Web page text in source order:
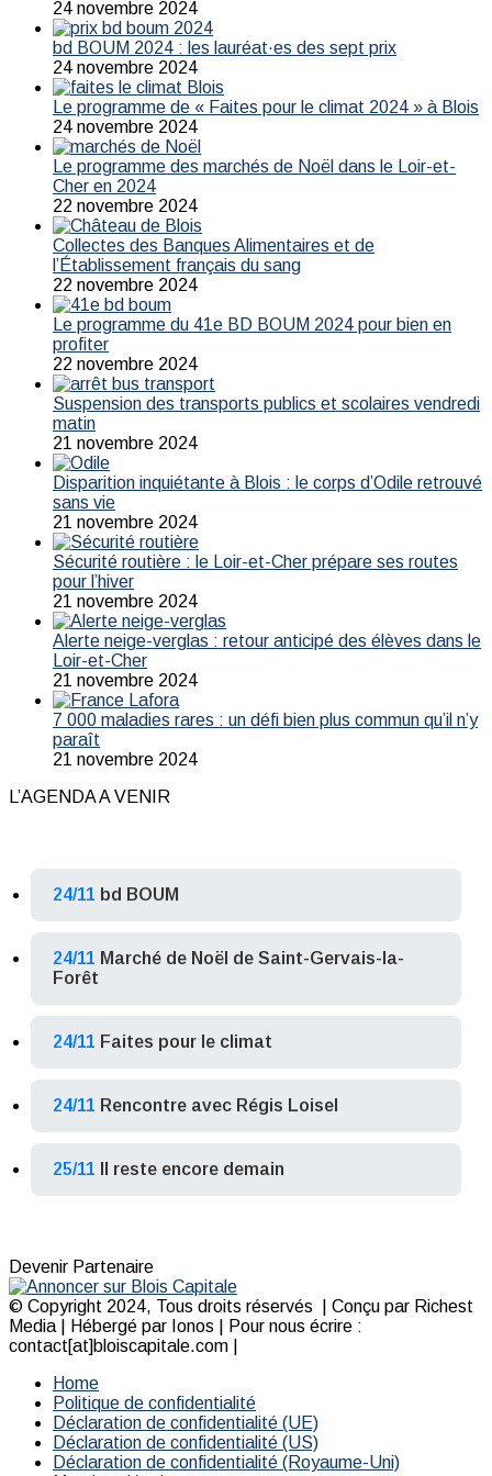
24 novembre 2024
bd BOUM 2024 : les lauréat·es des sept prix
24 novembre 2024
Le programme de « Faites pour le climat 2024 » à Blois
24 novembre 2024
Le programme des marchés de Noël dans le Loir-et-
Cher en 2024
22 novembre 2024
Collectes des Banques Alimentaires et de
l’Établissement français du sang
22 novembre 2024
Le programme du 41e BD BOUM 2024 pour bien en
profiter
22 novembre 2024
Suspension des transports publics et scolaires vendredi
matin
21 novembre 2024
Disparition inquiétante à Blois : le corps d’Odile retrouvé
sans vie
21 novembre 2024
Sécurité routière : le Loir-et-Cher prépare ses routes
pour l’hiver
21 novembre 2024
Alerte neige-verglas : retour anticipé des élèves dans le
Loir-et-Cher
21 novembre 2024
7 000 maladies rares : un défi bien plus commun qu’il n’y
paraît
21 novembre 2024
L’AGENDA A VENIR
24/11 bd BOUM
24/11 Marché de Noël de Saint-Gervais-la-
Forêt
24/11 Faites pour le climat
24/11 Rencontre avec Régis Loisel
25/11 Il reste encore demain
Devenir Partenaire
© Copyright 2024, Tous droits réservés | Conçu par Richest
Media | Hébergé par Ionos | Pour nous écrire :
contact[at]bloiscapitale.com |
Home
Politique de confidentialité
Déclaration de confidentialité (UE)
Déclaration de confidentialité (US)
Déclaration de confidentialité (Royaume-Uni)